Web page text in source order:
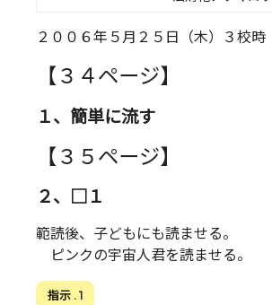
２００６年５月２５日（木）３校時
【３４ページ】
１、簡単に流す
【３５ページ】
２、□１
範読後、子どもにも読ませる。
ピンクの宇宙人君を読ませる。
指示 . 1